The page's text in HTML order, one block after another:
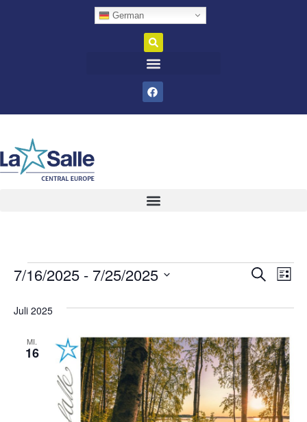
German
Suche
Liste
7/16/2025 - 7/25/2025
Juli 2025
MI.
16